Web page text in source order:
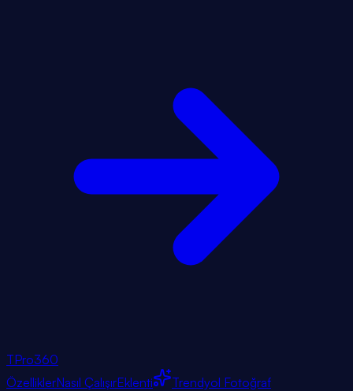
TPro360
ÖzelliklerNasıl ÇalışırEklenti
Trendyol Fotoğraf